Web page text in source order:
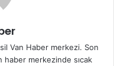
Van Haber merkezi. Son
haber merkezinde sıcak